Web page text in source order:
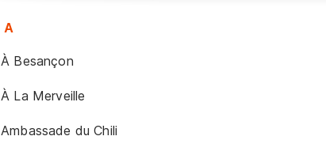
A
À Besançon
À La Merveille
Ambassade du Chili